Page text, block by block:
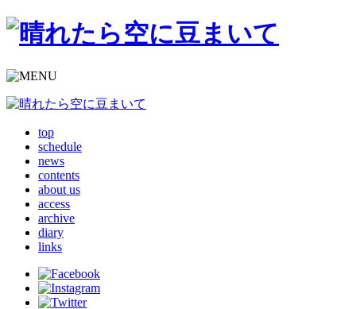
top
schedule
news
contents
about us
access
archive
diary
links